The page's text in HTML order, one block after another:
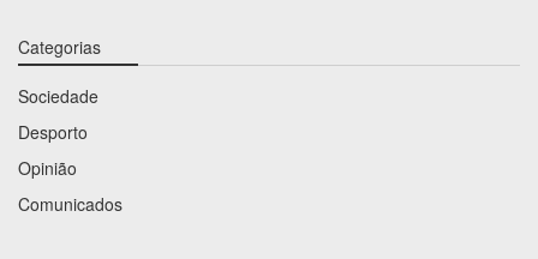
Categorias
Sociedade
Desporto
Opinião
Comunicados